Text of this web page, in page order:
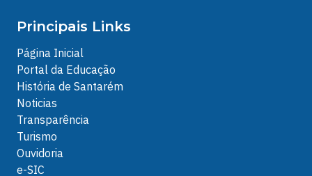
Principais Links
Página Inicial
Portal da Educação
História de Santarém
Noticias
Transparência
Turismo
Ouvidoria
e-SIC